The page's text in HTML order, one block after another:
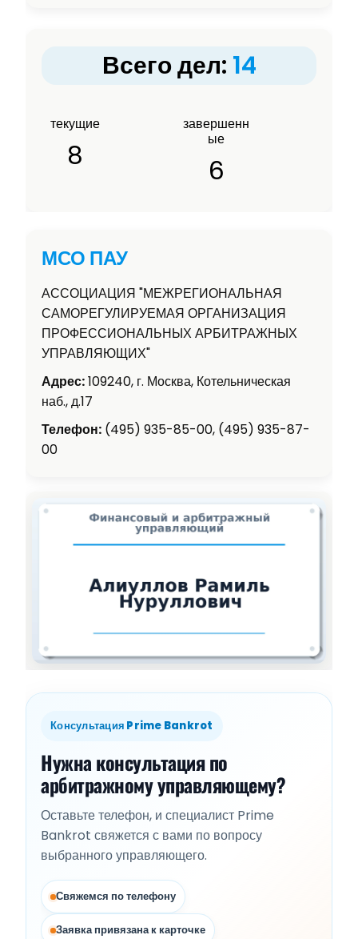
Всего дел: 14
текущие
8
завершенн
ые
6
МСО ПАУ
АССОЦИАЦИЯ "МЕЖРЕГИОНАЛЬНАЯ
САМОРЕГУЛИРУЕМАЯ ОРГАНИЗАЦИЯ
ПРОФЕССИОНАЛЬНЫХ АРБИТРАЖНЫХ
УПРАВЛЯЮЩИХ"
Адрес:109240, г. Москва, Котельническая
наб., д.17
Телефон: (495) 935-85-00, (495) 935-87-
00
Консультация Prime Bankrot
Нужна консультация по
арбитражному управляющему?
Оставьте телефон, и специалист Prime
Bankrot свяжется с вами по вопросу
выбранного управляющего.
Свяжемся по телефону
Заявка привязана к карточке